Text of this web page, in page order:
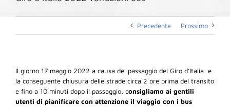
Precedente Prossimo
Il giorno 17 maggio 2022 a causa del passaggio del Giro d’Italia e
la conseguente chiusura delle strade circa 2 ore prima del transito
e fino a 10 minuti dopo il passaggio, consigliamo ai gentili
utenti di pianificare con attenzione il viaggio con i bus